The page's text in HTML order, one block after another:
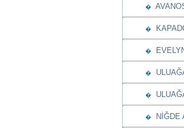
�
�
�
�
�
� NİĞDE